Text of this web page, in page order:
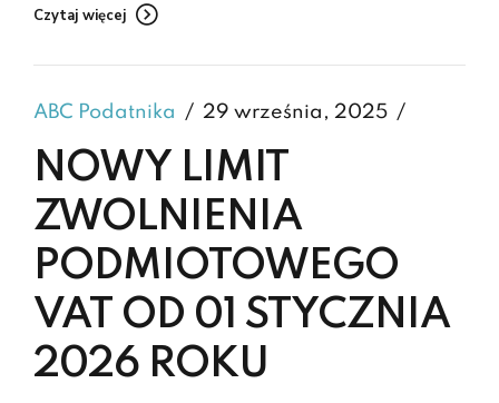
Czytaj więcej
ABC Podatnika 29 września, 2025
NOWY LIMIT
ZWOLNIENIA
PODMIOTOWEGO
VAT OD 01 STYCZNIA
2026 ROKU